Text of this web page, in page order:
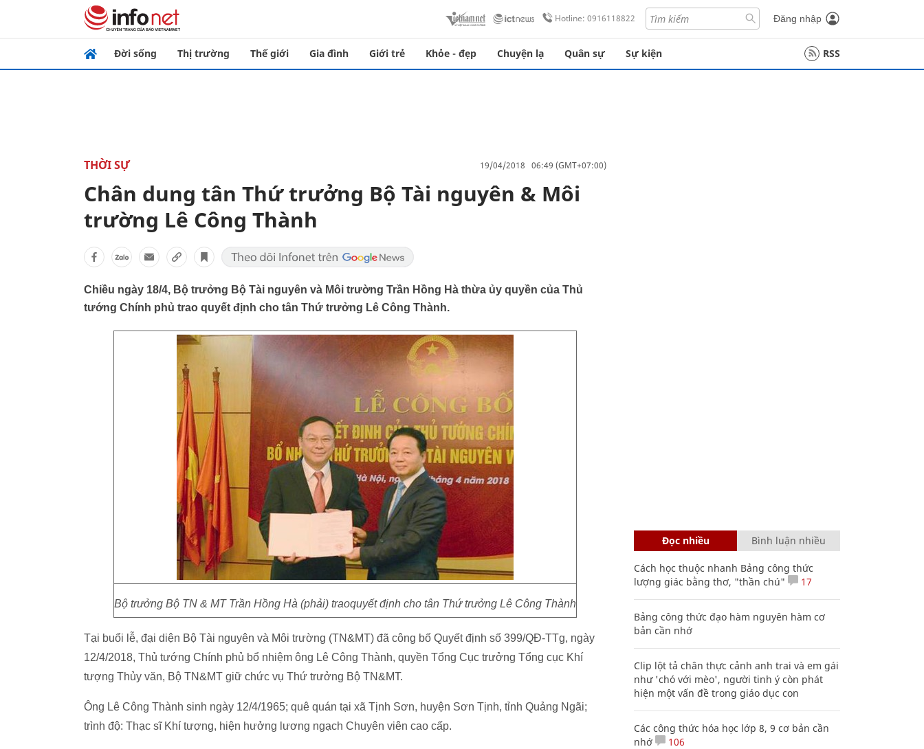
Hotline: 0916118822 Đăng nhập
Đời sống Thị trường Thế giới Gia đình Giới trẻ Khỏe - đẹp Chuyện lạ Quân sự Sự kiện RSS
THỜI SỰ 19/04/2018 06:49 (GMT+07:00)
Chân dung tân Thứ trưởng Bộ Tài nguyên & Môi
trường Lê Công Thành
Chiều ngày 18/4, Bộ trưởng Bộ Tài nguyên và Môi trường Trần Hồng Hà thừa ủy quyền của Thủ
tướng Chính phủ trao quyết định cho tân Thứ trưởng Lê Công Thành.
Bộ trưởng Bộ TN & MT Trần Hồng Hà (phải) traoquyết định cho tân Thứ trưởng Lê Công Thành
Tại buổi lễ, đại diện Bộ Tài nguyên và Môi trường (TN&MT) đã công bố Quyết định số 399/QĐ-TTg, ngày
12/4/2018, Thủ tướng Chính phủ bổ nhiệm ông Lê Công Thành, quyền Tổng Cục trưởng Tổng cục Khí
tượng Thủy văn, Bộ TN&MT giữ chức vụ Thứ trưởng Bộ TN&MT.
Ông Lê Công Thành sinh ngày 12/4/1965; quê quán tại xã Tịnh Sơn, huyện Sơn Tịnh, tỉnh Quảng Ngãi;
trình độ: Thạc sĩ Khí tượng, hiện hưởng lương ngạch Chuyên viên cao cấp.
Đọc nhiều Bình luận nhiều
Cách học thuộc nhanh Bảng công thức
lượng giác bằng thơ, "thần chú"
17
Bảng công thức đạo hàm nguyên hàm cơ
bản cần nhớ
Clip lột tả chân thực cảnh anh trai và em gái
như 'chó với mèo', người tinh ý còn phát
hiện một vấn đề trong giáo dục con
Các công thức hóa học lớp 8, 9 cơ bản cần
nhớ
106